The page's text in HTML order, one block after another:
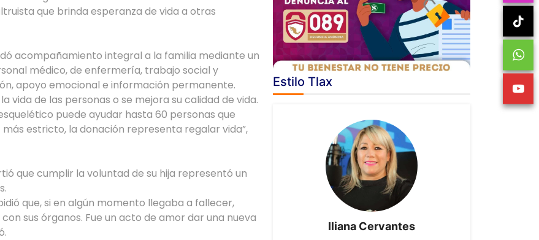
que brinda esperanza de vida a otras
acompañamiento integral a la familia mediante un
médico, de enfermería, trabajo social y
apoyo emocional e información permanente.
vida de las personas o se mejora su calidad de vida.
puede ayudar hasta 60 personas que
estricto, la donación representa regalar vida”,
que cumplir la voluntad de su hija representó un
que, si en algún momento llegaba a fallecer,
sus órganos. Fue un acto de amor dar una nueva
Estilo Tlax
Iliana Cervantes